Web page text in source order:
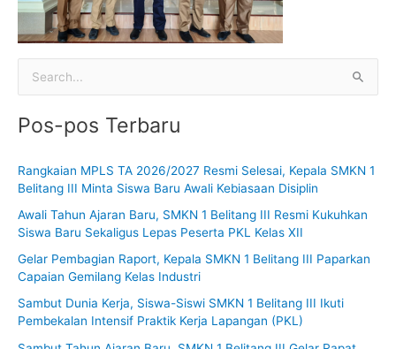
u
t
k
:
Pos-pos Terbaru
Rangkaian MPLS TA 2026/2027 Resmi Selesai, Kepala SMKN 1
Belitang III Minta Siswa Baru Awali Kebiasaan Disiplin
Awali Tahun Ajaran Baru, SMKN 1 Belitang III Resmi Kukuhkan
Siswa Baru Sekaligus Lepas Peserta PKL Kelas XII
Gelar Pembagian Raport, Kepala SMKN 1 Belitang III Paparkan
Capaian Gemilang Kelas Industri
Sambut Dunia Kerja, Siswa-Siswi SMKN 1 Belitang III Ikuti
Pembekalan Intensif Praktik Kerja Lapangan (PKL)